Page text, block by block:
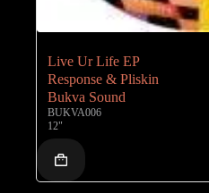
Live Ur Life EP
Response & Pliskin
Bukva Sound
BUKVA006
12"